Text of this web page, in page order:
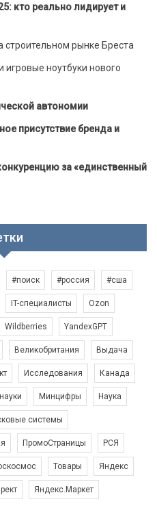
кто реально лидирует и
рынке Бреста
игровые ноутбуки нового
автономии
присутствие бренда и
за «единственный
#поиск #россия #сша
IT-специалисты Ozon
Wildberries YandexGPT
Великобритания Выдача
Исследования Канада
Минцифры Наука
системы
ПромоСтраницы РСЯ
Товары Яндекс
Яндекс.Маркет